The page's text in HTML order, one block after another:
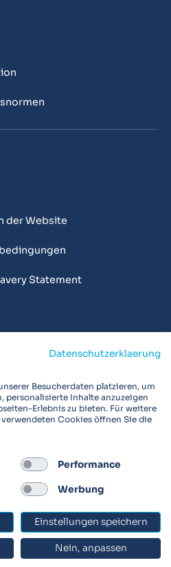
der Website
Statement
Hersteller von Spirometern,
zur sicheren
hinaus sind wir weltweit
Provider für klinische
Datenschutzerklaerung
Besucherdaten platzieren, um
personalisierte Inhalte anzuzeigen
Erlebnis zu bieten. Für weitere
Cookies öffnen Sie die
Performance
Werbung
Einstellungen speichern
Nein, anpassen